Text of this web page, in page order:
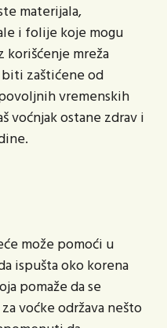
materijala,
i folije koje mogu
mreža
zaštićene od
vremenskih
voćnjak ostane zdrav i
može pomoći u
ispušta oko korena
pomaže da se
voćke održava nešto